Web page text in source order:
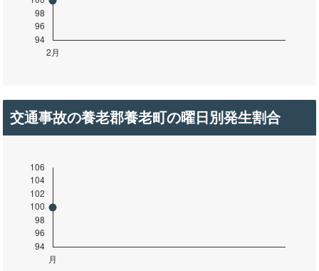
交通事故の養老郡養老町の曜日別発生割合